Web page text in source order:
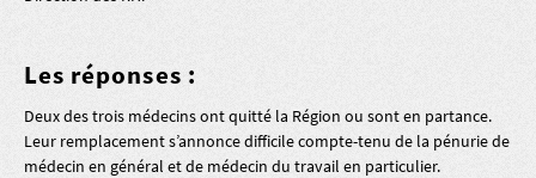
Les réponses :
Deux des trois médecins ont quitté la Région ou sont en partance.
Leur remplacement s’annonce difficile compte-tenu de la pénurie de
médecin en général et de médecin du travail en particulier.